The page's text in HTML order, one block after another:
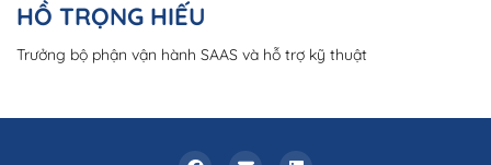
HỒ TRỌNG HIẾU
Trưởng bộ phận vận hành SAAS và hỗ trợ kỹ thuật